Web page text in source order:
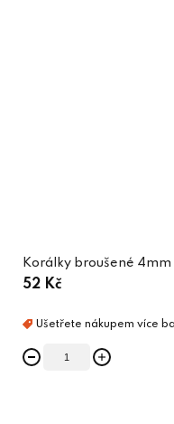
Korálky broušené 4mm
52 Kč